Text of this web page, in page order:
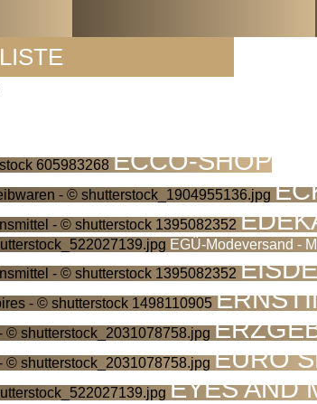
LISTE
ECCO-SHOP
EGÜ-Modeversand -
EURO
EYES AND